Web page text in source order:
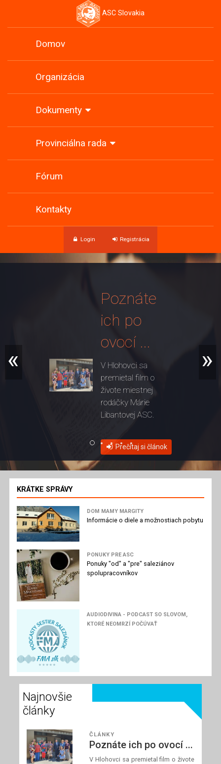
ASC Slovakia
Domov
Organizácia
Dokumenty
Provinciálna rada
Fórum
Kontakty
Login Registrácia
Poznáte
ich po
ovocí ...
V Hlohovci sa
premietal film o
živote miestnej
rodáčky Márie
Libantovej ASC.
Prečítaj si článok
« »
KRÁTKE SPRÁVY
DOM MAMY MARGITY
Informácie o diele a možnostiach pobytu
PONUKY PRE ASC
Ponuky "od" a "pre" saleziánov
spolupracovníkov
AUDIODIVINA - PODCAST SO SLOVOM,
KTORÉ NEOMRZÍ POČÚVAŤ
Najnovšie
články
ČLÁNKY
Poznáte ich po ovocí ...
V Hlohovci sa premietal film o živote